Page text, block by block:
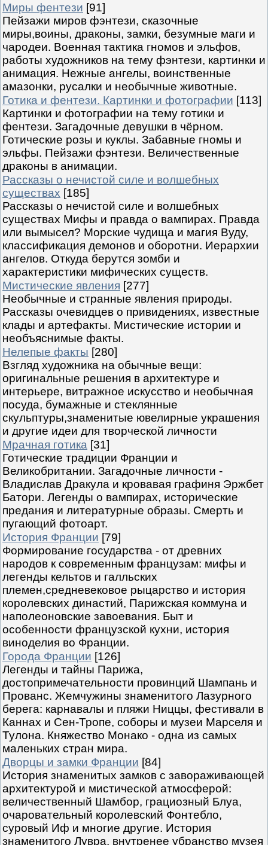
Миры фентези [91]
Пейзажи миров фэнтези, сказочные
миры,воины, драконы, замки, безумные маги и
чародеи. Военная тактика гномов и эльфов,
работы художников на тему фэнтези, картинки и
анимация. Нежные ангелы, воинственные
амазонки, русалки и необычные животные.
Готика и фентези. Картинки и фотографии [113]
Картинки и фотографии на тему готики и
фентези. Загадочные девушки в чёрном.
Готические розы и куклы. Забавные гномы и
эльфы. Пейзажи фэнтези. Величественные
драконы в анимации.
Рассказы о нечистой силе и волшебных
существах [185]
Рассказы о нечистой силе и волшебных
существах Мифы и правда о вампирах. Правда
или вымысел? Морские чудища и магия Вуду,
классификация демонов и оборотни. Иерархии
ангелов. Откуда берутся зомби и
характеристики мифических существ.
Мистические явления [277]
Необычные и странные явления природы.
Рассказы очевидцев о привидениях, известные
клады и артефакты. Мистические истории и
необъяснимые факты.
Нелепые факты [280]
Взгляд художника на обычные вещи:
оригинальные решения в архитектуре и
интерьере, витражное искусство и необычная
посуда, бумажные и стеклянные
скульптуры,знаменитые ювелирные украшения
и другие идеи для творческой личности
Мрачная готика [31]
Готические традиции Франции и
Великобритании. Загадочные личности -
Владислав Дракула и кровавая графиня Эржбет
Батори. Легенды о вампирах, исторические
предания и литературные образы. Смерть и
пугающий фотоарт.
История Франции [79]
Формирование государства - от древних
народов к современным французам: мифы и
легенды кельтов и галльских
племен,средневековое рыцарство и история
королевских династий, Парижская коммуна и
наполеоновские завоевания. Быт и
особенности французской кухни, история
виноделия во Франции.
Города Франции [126]
Легенды и тайны Парижа,
достопримечательности провинций Шампань и
Прованс. Жемчужины знаменитого Лазурного
берега: карнавалы и пляжи Ниццы, фестивали в
Каннах и Сен-Тропе, соборы и музеи Марселя и
Тулона. Княжество Монако - одна из самых
маленьких стран мира.
Дворцы и замки Франции [84]
История знаменитых замков с завораживающей
архитектурой и мистической атмосферой:
величественный Шамбор, грациозный Блуа,
очаровательный королевский Фонтебло,
суровый Иф и многие другие. История
знаменитого Лувра, внутренее убранство музея